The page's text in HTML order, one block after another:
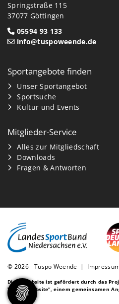
Springstraße 115
37077 Göttingen
05594 93 133
info@tuspoweende.de
Sportangebote finden
Unser Sportangebot
Sportsuche
Kultur und Events
Mitglieder-Service
Alles zur Mitgliedschaft
Downloads
Fragen & Antworten
© 2026 - Tuspo Weende |
Diese Website ist gefördert durch das
Vereinswebsite”, einem gemeinsamen